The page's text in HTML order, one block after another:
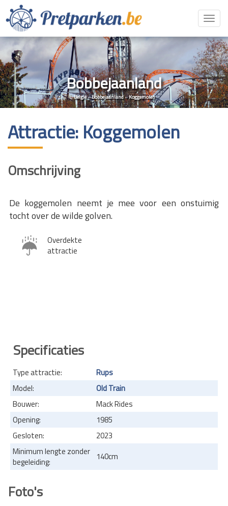
Bobbejaanland
België»Bobbejaanland»Koggemolen
Attractie: Koggemolen
Omschrijving
De koggemolen neemt je mee voor een onstuimig
tocht over de wilde golven.
Overdekte
attractie
Specificaties
Type attractie:
Rups
Model:
Old Train
Bouwer:
Mack Rides
Opening:
1985
Gesloten:
2023
Minimum lengte zonder
begeleiding:
140cm
Foto's